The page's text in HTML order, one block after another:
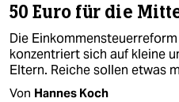
50 Euro für die
Die
konzentriert sich auf kleine
Eltern. Reiche sollen etwas
Von Hannes Koch